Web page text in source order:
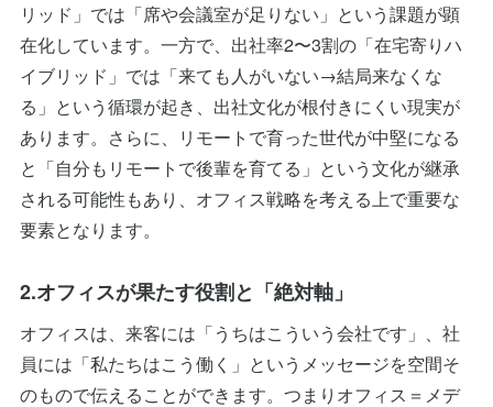
リッド」では「席や会議室が足りない」という課題が顕
在化しています。一方で、出社率2〜3割の「在宅寄りハ
イブリッド」では「来ても人がいない→結局来なくな
る」という循環が起き、出社文化が根付きにくい現実が
あります。さらに、リモートで育った世代が中堅になる
と「自分もリモートで後輩を育てる」という文化が継承
される可能性もあり、オフィス戦略を考える上で重要な
要素となります。
2.オフィスが果たす役割と「絶対軸」
オフィスは、来客には「うちはこういう会社です」、社
員には「私たちはこう働く」というメッセージを空間そ
のもので伝えることができます。つまりオフィス＝メデ